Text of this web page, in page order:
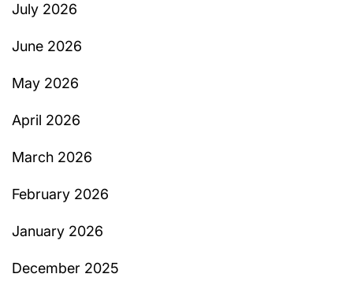
July 2026
June 2026
May 2026
April 2026
March 2026
February 2026
January 2026
December 2025